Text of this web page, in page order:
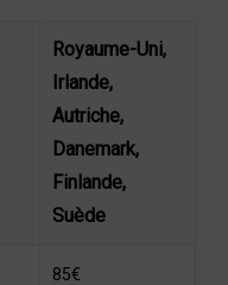
Royaume-Uni,
Irlande,
Autriche,
Danemark,
Finlande,
Suède
85€